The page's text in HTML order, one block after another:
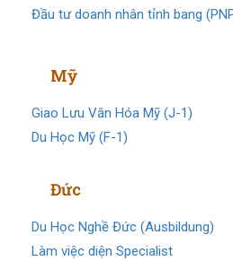
Đầu tư doanh nhân tỉnh bang
Mỹ
Giao Lưu Văn Hóa Mỹ (J-1)
Du Học Mỹ (F-1)
Đức
Du Học Nghề Đức (Ausbildung)
Làm việc diện Specialist